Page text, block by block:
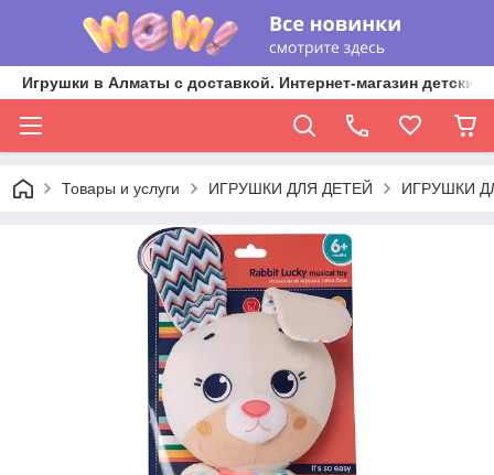
Игрушки в Алматы с доставкой. Интернет-магазин
Товары и услуги ИГРУШКИ ДЛЯ ДЕТЕЙ ИГРУШКИ